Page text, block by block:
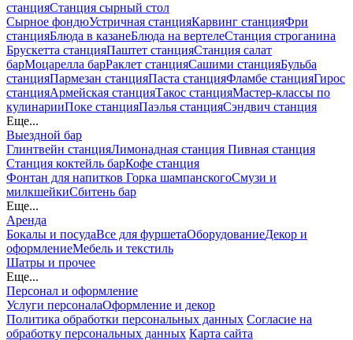
станцияСтанция сырный стол
Сырное фондюУстричная станцияКарвинг станцияФри
станцияБлюда в казанеБлюда на вертелеСтанция строганина
Брускетта станцияПаштет станцияСтанция салат
барМоцарелла барРаклет станцияСашими станцияБульба
станцияПармезан станцияПаста станцияФламбе станцияГирос
станцияАрмейская станцияТакос станцияМастер-классы по
кулинарииПоке станцияПаэлья станцияСэндвич станция
Еще...
Выездной бар
Глинтвейн станцияЛимонадная станция Пивная станция
Станция коктейль барКофе станция
Фонтан для напитков Горка шампанскогоСмузи и
милкшейкиСбитень бар
Еще...
Аренда
Бокалы и посудаВсе для фуршетаОборудованиеДекор и
оформлениеМебель и текстиль
Шатры и прочее
Еще...
Персонал и оформление
Услуги персоналаОформление и декор
Политика обработки персональных данных Согласие на
обработку персональных данных Карта сайта